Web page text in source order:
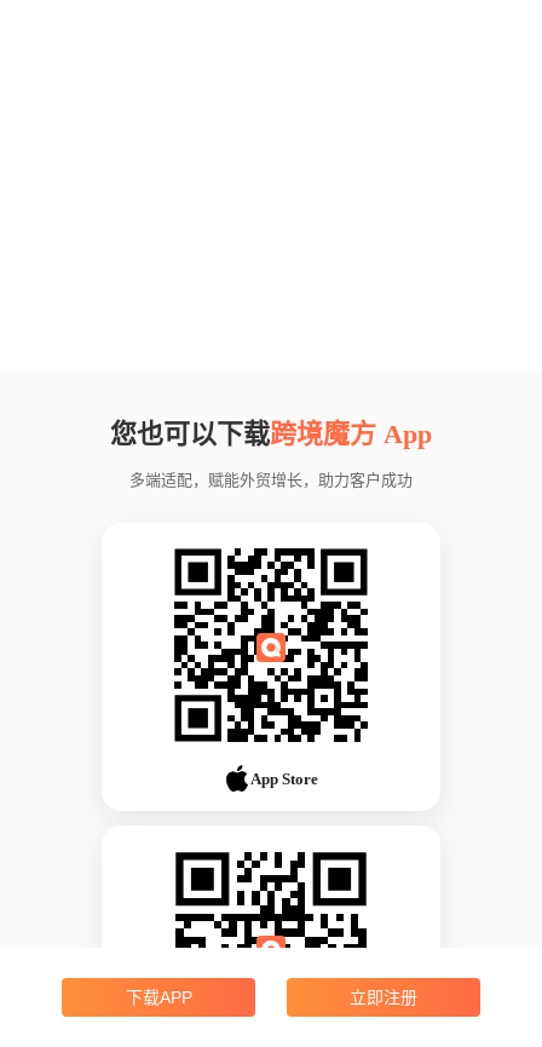
您也可以下载跨境魔方 App
多端适配，赋能外贸增长，助力客户成功
App Store
下载APP 立即注册